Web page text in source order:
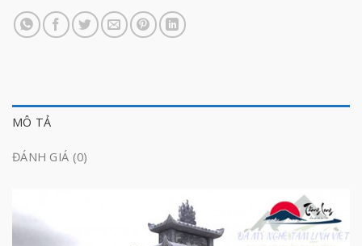
MÔ TẢ
ĐÁNH GIÁ (0)